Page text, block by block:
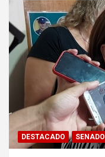
DESTACADO SENADO